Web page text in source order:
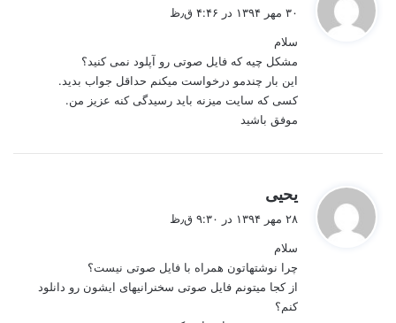
۳۰ مهر ۱۳۹۴ در ۴:۴۶ ق٫ظ
سلام
مشکل چیه که فایل صوتی رو آپلود نمی کنید؟
این بار چندمو درخواست میکنم حداقل جواب بدید.
کسی که سایت میزنه باید رسیدگی کنه عزیز من.
موفق باشید
یحیی
۲۸ مهر ۱۳۹۴ در ۹:۳۰ ق٫ظ
سلام
چرا نوشتهاتون همراه با فایل صوتی نیست؟
از کجا میتونم فایل صوتی سخنرانیهای ایشون رو دانلود
کنم؟